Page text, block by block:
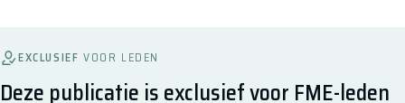
EXCLUSIEF VOOR LEDEN
Deze publicatie is exclusief voor FME-leden